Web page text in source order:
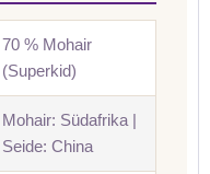
70 % Mohair
(Superkid)
Mohair: Südafrika |
Seide: China